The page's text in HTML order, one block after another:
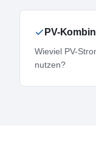
PV-
Wieviel PV-
nutzen?